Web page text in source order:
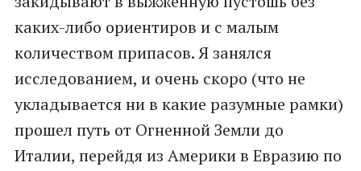
каких-либо ориентиров и с малым
количеством припасов. Я занялся
исследованием, и очень скоро (что не
укладывается ни в какие разумные рамки)
прошел путь от Огненной Земли до
Италии, перейдя из Америки в Евразию по